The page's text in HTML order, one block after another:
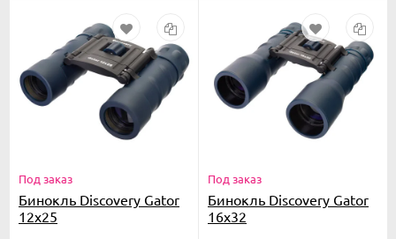
Под заказ
Бинокль Discovery Gator
12x25
Под заказ
Бинокль Discovery Gator
16x32